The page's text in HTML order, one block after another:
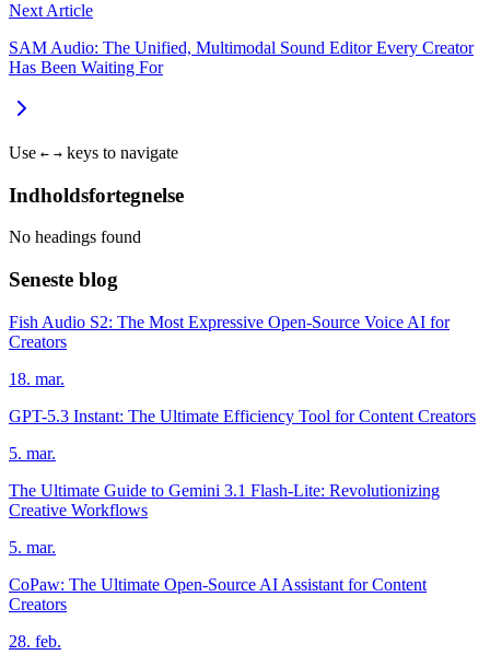
Next Article
SAM Audio: The Unified, Multimodal Sound Editor Every Creator
Has Been Waiting For
Use ← → keys to navigate
Indholdsfortegnelse
No headings found
Seneste blog
Fish Audio S2: The Most Expressive Open-Source Voice AI for
Creators
18. mar.
GPT-5.3 Instant: The Ultimate Efficiency Tool for Content Creators
5. mar.
The Ultimate Guide to Gemini 3.1 Flash-Lite: Revolutionizing
Creative Workflows
5. mar.
CoPaw: The Ultimate Open-Source AI Assistant for Content
Creators
28. feb.